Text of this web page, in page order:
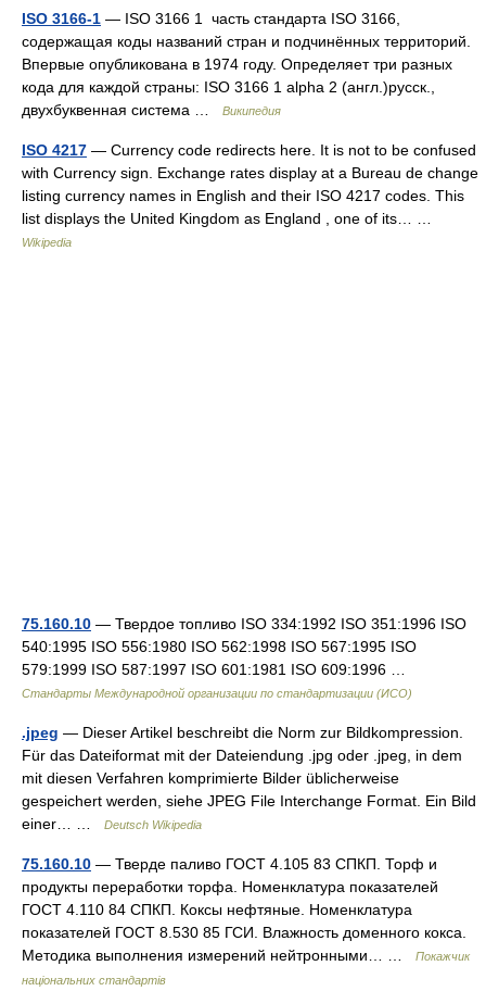
ISO 3166-1 — ISO 3166 1 часть стандарта ISO 3166,
содержащая коды названий стран и подчинённых территорий.
Впервые опубликована в 1974 году. Определяет три разных
кода для каждой страны: ISO 3166 1 alpha 2 (англ.)русск.,
двухбуквенная система …
Википедия
ISO 4217 — Currency code redirects here. It is not to be confused
with Currency sign. Exchange rates display at a Bureau de change
listing currency names in English and their ISO 4217 codes. This
list displays the United Kingdom as England , one of its… …
Wikipedia
75.160.10 — Твердое топливо ISO 334:1992 ISO 351:1996 ISO
540:1995 ISO 556:1980 ISO 562:1998 ISO 567:1995 ISO
579:1999 ISO 587:1997 ISO 601:1981 ISO 609:1996 …
Стандарты Международной организации по стандартизации (ИСО)
.jpeg — Dieser Artikel beschreibt die Norm zur Bildkompression.
Für das Dateiformat mit der Dateiendung .jpg oder .jpeg, in dem
mit diesen Verfahren komprimierte Bilder üblicherweise
gespeichert werden, siehe JPEG File Interchange Format. Ein Bild
einer… …
Deutsch Wikipedia
75.160.10 — Тверде паливо ГОСТ 4.105 83 СПКП. Торф и
продукты переработки торфа. Номенклатура показателей
ГОСТ 4.110 84 СПКП. Коксы нефтяные. Номенклатура
показателей ГОСТ 8.530 85 ГСИ. Влажность доменного кокса.
Методика выполнения измерений нейтронными… …
Покажчик
національних стандартів